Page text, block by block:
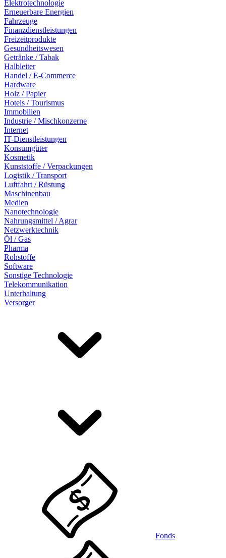
Elektrotechnologie
Erneuerbare Energien
Fahrzeuge
Finanzdienstleistungen
Freizeitprodukte
Gesundheitswesen
Getränke / Tabak
Halbleiter
Handel / E-Commerce
Hardware
Holz / Papier
Hotels / Tourismus
Immobilien
Industrie / Mischkonzerne
Internet
IT-Dienstleistungen
Konsumgüter
Kosmetik
Kunststoffe / Verpackungen
Logistik / Transport
Luftfahrt / Rüstung
Maschinenbau
Medien
Nanotechnologie
Nahrungsmittel / Agrar
Netzwerktechnik
Öl / Gas
Pharma
Rohstoffe
Software
Sonstige Technologie
Telekommunikation
Unterhaltung
Versorger
Fonds